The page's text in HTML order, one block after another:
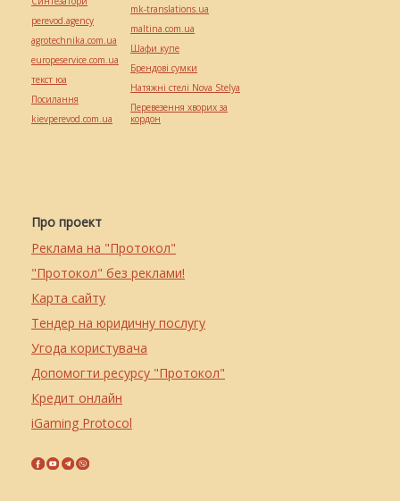
Про проект
Реклама на "Протокол"
"Протокол" без реклами!
Карта сайту
Тендер на юридичну послугу
Угода користувача
Допомогти ресурсу "Протокол"
Кредит онлайн
iGaming Protocol
perevod.agency
agrotechnika.com.ua
europeservice.com.ua
текст юа
Посилання
kievperevod.com.ua
mk-translations.ua
maltina.com.ua
Шафи купе
Брендові сумки
Натяжні стелі Nova Stelya
Перевезення хворих за
кордон